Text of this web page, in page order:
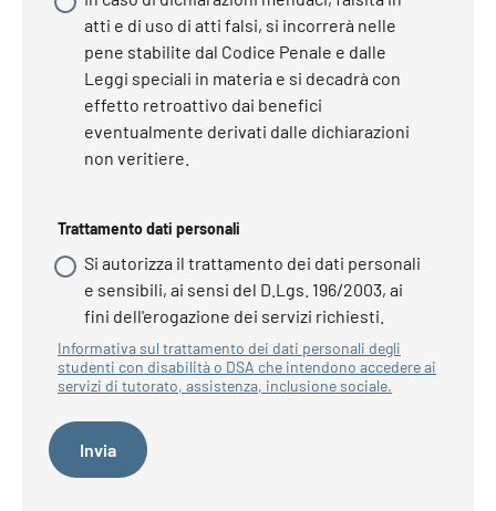
atti e di uso di atti falsi, si incorrerà nelle
pene stabilite dal Codice Penale e dalle
Leggi speciali in materia e si decadrà con
effetto retroattivo dai benefici
eventualmente derivati dalle dichiarazioni
non veritiere.
Trattamento dati personali
Si autorizza il trattamento dei dati personali
e sensibili, ai sensi del D.Lgs. 196/2003, ai
fini dell'erogazione dei servizi richiesti.
Informativa sul trattamento dei dati personali degli
studenti con disabilità o DSA che intendono accedere ai
servizi di tutorato, assistenza, inclusione sociale.